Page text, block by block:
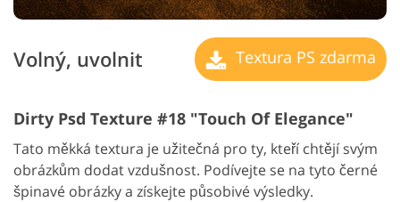
Volný, uvolnit Textura PS zdarma
Dirty Psd Texture #18 "Touch Of Elegance"
Tato měkká textura je užitečná pro ty, kteří chtějí svým
obrázkům dodat vzdušnost. Podívejte se na tyto černé
špinavé obrázky a získejte působivé výsledky.